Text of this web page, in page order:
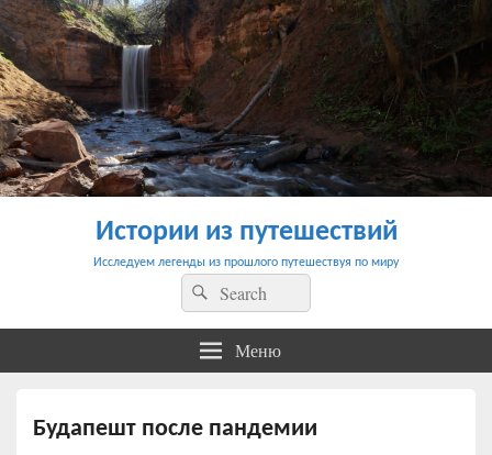
Истории из путешествий
Исследуем легенды из прошлого путешествуя по миру
Найти:Поиск
Меню
Будапешт после пандемии